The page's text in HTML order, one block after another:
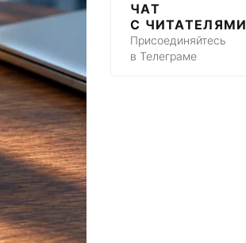
ЧАТ
С ЧИТАТЕЛЯМИ
Присоединяйтесь
в Телеграме